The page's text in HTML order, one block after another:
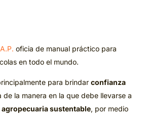
oficia de manual práctico para
en todo el mundo.
para brindarconfianza
de la manera en la que debe llevarse a
sustentable, por medio